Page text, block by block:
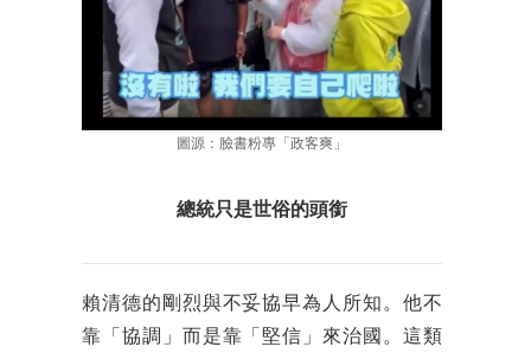
圖源：臉書粉專「政客爽」
總統只是世俗的頭銜
賴清德的剛烈與不妥協早為人所知。他不
靠「協調」而是靠「堅信」來治國。這類